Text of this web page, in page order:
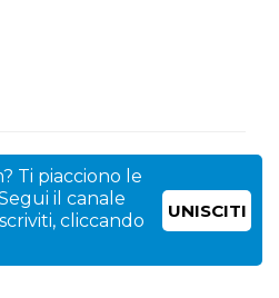
Ti piacciono le
il canale
cliccando
UNISCITI